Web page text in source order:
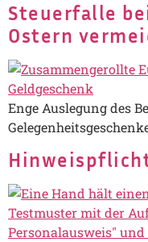
Steuerfalle
Ostern
Enge Auslegung des